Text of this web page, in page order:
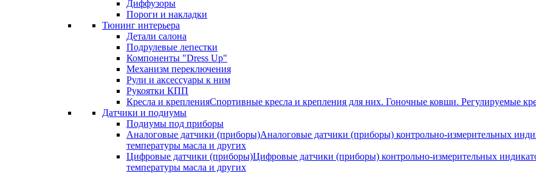
Диффузоры
Пороги и накладки
Тюнинг интерьера
Детали салона
Подрулевые лепестки
Компоненты "Dress Up"
Механизм переключения
Рули и аксессуары к ним
Рукоятки КПП
Кресла и крепленияСпортивные кресла и крепления для них. Гоночные ковши. Регулируемые
Датчики и подиумы
Подиумы под приборы
Аналоговые датчики (приборы)Аналоговые датчики (приборы) контрольно-измерительных
температуры масла и других
Цифровые датчики (приборы)Цифровые датчики (приборы) контрольно-измерительных
температуры масла и других